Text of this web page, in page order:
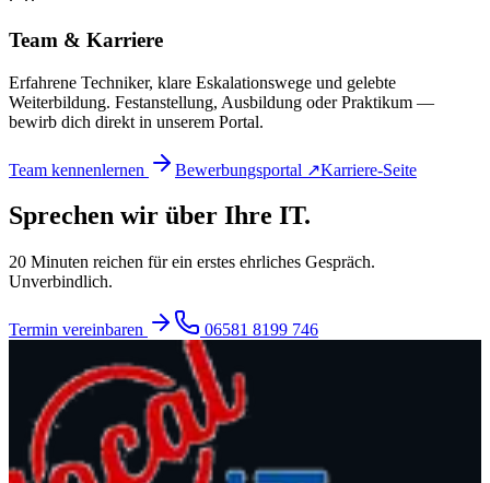
Team & Karriere
Erfahrene Techniker, klare Eskalationswege und gelebte
Weiterbildung. Festanstellung, Ausbildung oder Praktikum —
bewirb dich direkt in unserem Portal.
Team kennenlernen Bewerbungsportal ↗Karriere-Seite
Sprechen wir über Ihre IT.
20 Minuten reichen für ein erstes ehrliches Gespräch.
Unverbindlich.
Termin vereinbaren 06581 8199 746